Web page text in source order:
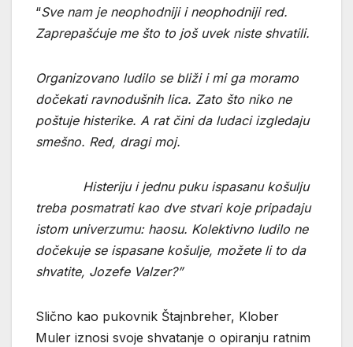
“Sve nam je neophodniji i neophodniji red.
Zaprepašćuje me što to još uvek niste shvatili.
Organizovano ludilo se bliži i mi ga moramo
dočekati ravnodušnih lica. Zato što niko ne
poštuje histerike. A rat čini da ludaci izgledaju
smešno. Red, dragi moj.
Histeriju i jednu puku ispasanu košulju
treba posmatrati kao dve stvari koje pripadaju
istom univerzumu: haosu. Kolektivno ludilo ne
dočekuje se ispasane košulje, možete li to da
shvatite, Jozefe Valzer?”
Slično kao pukovnik Štajnbreher, Klober
Muler iznosi svoje shvatanje o opiranju ratnim